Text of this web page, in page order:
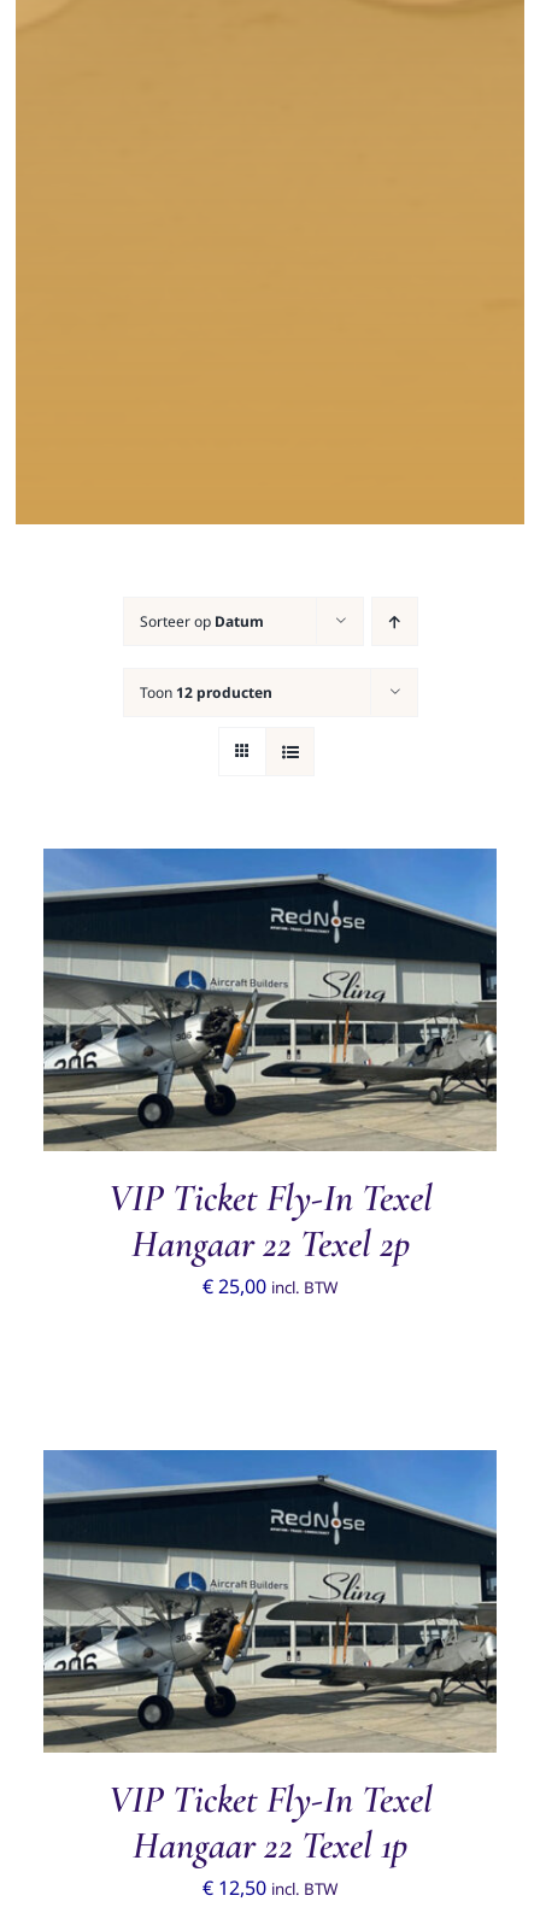
Sorteer op Datum
Toon 12 producten
TOEVOEGEN AAN WINKELWAGEN / DETAILS
VIP Ticket Fly-In Texel
Hangaar 22 Texel 2p
€25,00 incl. BTW
TOEVOEGEN AAN WINKELWAGEN / DETAILS
VIP Ticket Fly-In Texel
Hangaar 22 Texel 1p
€ 12,50 incl. BTW